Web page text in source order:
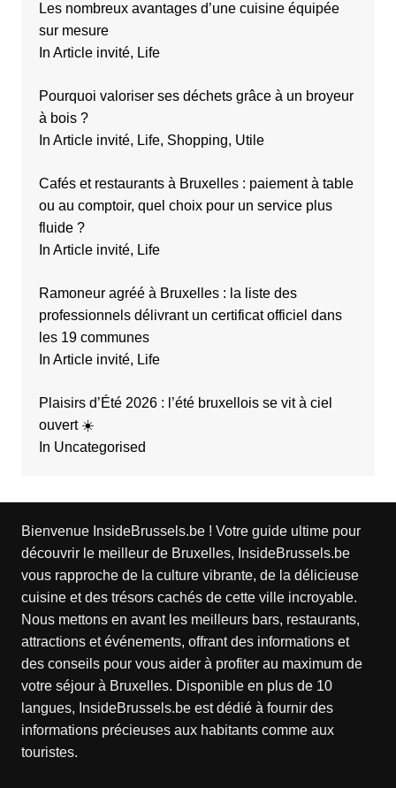
Les nombreux avantages d’une cuisine équipée
sur mesure
In Article invité, Life
Pourquoi valoriser ses déchets grâce à un broyeur
à bois ?
In Article invité, Life, Shopping, Utile
Cafés et restaurants à Bruxelles : paiement à table
ou au comptoir, quel choix pour un service plus
fluide ?
In Article invité, Life
Ramoneur agréé à Bruxelles : la liste des
professionnels délivrant un certificat officiel dans
les 19 communes
In Article invité, Life
Plaisirs d’Été 2026 : l’été bruxellois se vit à ciel
ouvert ☀️
In Uncategorised
Bienvenue InsideBrussels.be ! Votre guide ultime pour
découvrir le meilleur de Bruxelles, InsideBrussels.be
vous rapproche de la culture vibrante, de la délicieuse
cuisine et des trésors cachés de cette ville incroyable.
Nous mettons en avant les meilleurs bars, restaurants,
attractions et événements, offrant des informations et
des conseils pour vous aider à profiter au maximum de
votre séjour à Bruxelles. Disponible en plus de 10
langues, InsideBrussels.be est dédié à fournir des
informations précieuses aux habitants comme aux
touristes.